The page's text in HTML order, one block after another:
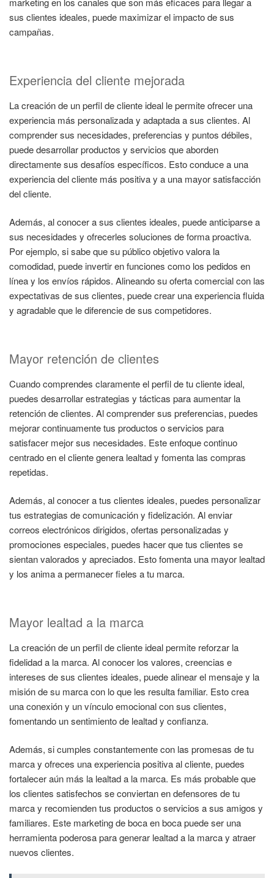
sus clientes ideales, puede maximizar el impacto de sus
campañas.
Experiencia del cliente mejorada
La creación de un perfil de cliente ideal le permite ofrecer una
experiencia más personalizada y adaptada a sus clientes. Al
comprender sus necesidades, preferencias y puntos débiles,
puede desarrollar productos y servicios que aborden
directamente sus desafíos específicos. Esto conduce a una
experiencia del cliente más positiva y a una mayor satisfacción
del cliente.
Además, al conocer a sus clientes ideales, puede anticiparse a
sus necesidades y ofrecerles soluciones de forma proactiva.
Por ejemplo, si sabe que su público objetivo valora la
comodidad, puede invertir en funciones como los pedidos en
línea y los envíos rápidos. Alineando su oferta comercial con las
expectativas de sus clientes, puede crear una experiencia fluida
y agradable que le diferencie de sus competidores.
Mayor retención de clientes
Cuando comprendes claramente el perfil de tu cliente ideal,
puedes desarrollar estrategias y tácticas para aumentar la
retención de clientes. Al comprender sus preferencias, puedes
mejorar continuamente tus productos o servicios para
satisfacer mejor sus necesidades. Este enfoque continuo
centrado en el cliente genera lealtad y fomenta las compras
repetidas.
Además, al conocer a tus clientes ideales, puedes personalizar
tus estrategias de comunicación y fidelización. Al enviar
correos electrónicos dirigidos, ofertas personalizadas y
promociones especiales, puedes hacer que tus clientes se
sientan valorados y apreciados. Esto fomenta una mayor lealtad
y los anima a permanecer fieles a tu marca.
Mayor lealtad a la marca
La creación de un perfil de cliente ideal permite reforzar la
fidelidad a la marca. Al conocer los valores, creencias e
intereses de sus clientes ideales, puede alinear el mensaje y la
misión de su marca con lo que les resulta familiar. Esto crea
una conexión y un vínculo emocional con sus clientes,
fomentando un sentimiento de lealtad y confianza.
Además, si cumples constantemente con las promesas de tu
marca y ofreces una experiencia positiva al cliente, puedes
fortalecer aún más la lealtad a la marca. Es más probable que
los clientes satisfechos se conviertan en defensores de tu
marca y recomienden tus productos o servicios a sus amigos y
familiares. Este marketing de boca en boca puede ser una
herramienta poderosa para generar lealtad a la marca y atraer
nuevos clientes.